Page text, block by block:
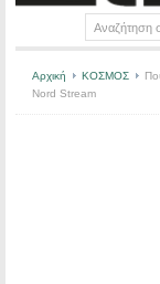
Αρχική ΚΟΣΜΟΣ
Nord Stream